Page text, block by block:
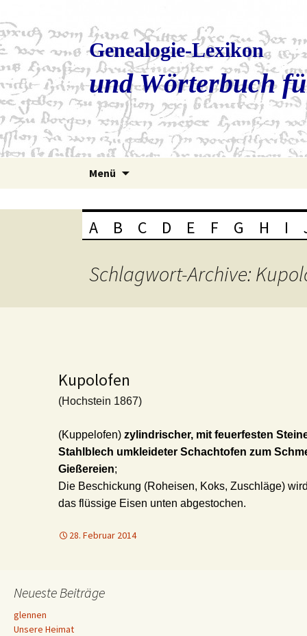
Genealogie-Lexikon
und Wörterbuch
Menü
A B C D E F G H I
Schlagwort-Archive:
Kupolofen
(Hochstein 1867)
(Kuppelofen) zylindrischer, mit feuerfesten
Stahlblech umkleideter Schachtofen zum
Gießereien;
Die Beschickung (Roheisen, Koks, Zuschläge)
das flüssige Eisen unten abgestochen.
28. Februar 2014
Neueste Beiträge
glennen
Unsere Heimat